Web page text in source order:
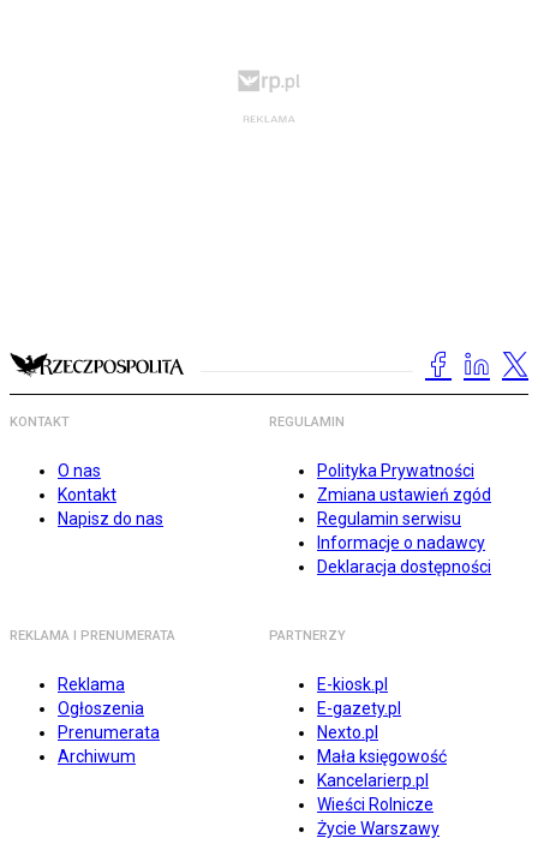
KONTAKT
O nas
Kontakt
Napisz do nas
REGULAMIN
Polityka Prywatności
Zmiana ustawień zgód
Regulamin serwisu
Informacje o nadawcy
Deklaracja dostępności
REKLAMA I PRENUMERATA
Reklama
Ogłoszenia
Prenumerata
Archiwum
PARTNERZY
E-kiosk.pl
E-gazety.pl
Nexto.pl
Mała księgowość
Kancelarierp.pl
Wieści Rolnicze
Życie Warszawy